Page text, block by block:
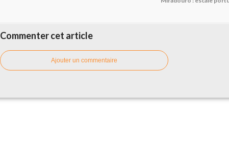
Commenter cet article
Ajouter un commentaire